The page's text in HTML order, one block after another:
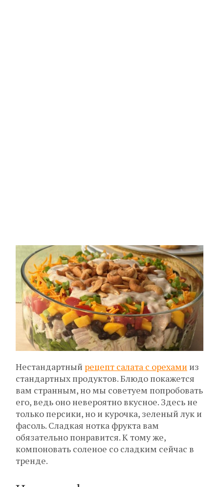
Нестандартный рецепт салата с орехами из
стандартных продуктов. Блюдо покажется
вам странным, но мы советуем попробовать
его, ведь оно невероятно вкусное. Здесь не
только персики, но и курочка, зеленый лук и
фасоль. Сладкая нотка фрукта вам
обязательно понравится. К тому же,
компоновать соленое со сладким сейчас в
тренде.